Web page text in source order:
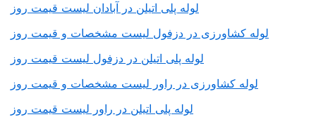
لوله پلی اتیلن در آبادان لیست قیمت روز
لوله کشاورزی در دزفول لیست مشخصات و قیمت روز
لوله پلی اتیلن در دزفول لیست قیمت روز
لوله کشاورزی در راور لیست مشخصات و قیمت روز
لوله پلی اتیلن در راور لیست قیمت روز